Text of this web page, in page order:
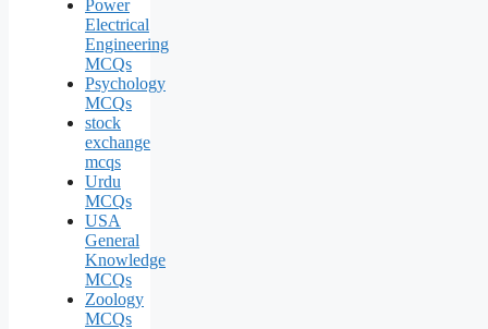
Power
Electrical
Engineering
MCQs
Psychology
MCQs
stock
exchange
mcqs
Urdu
MCQs
USA
General
Knowledge
MCQs
Zoology
MCQs